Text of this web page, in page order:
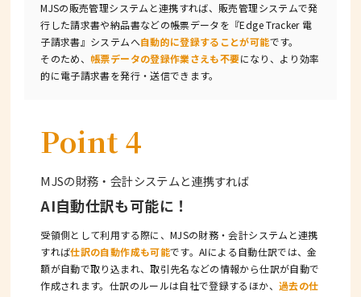
MJSの販売管理システムと連携すれば、販売管理システムで発
行した請求書や納品書などの帳票データを『Edge Tracker 電
子請求書』システムへ自動的に登録することが可能です。
そのため、 帳票データの登録作業さえも不要になり、より効率
的に電子請求書を発行・送信できます。
Point 4
MJSの財務・会計システムと連携すれば
AI自動仕訳も可能に！
受領側として利用する際に、MJSの財務・会計システムと連携
すれば仕訳の自動作成も可能です。AIによる自動仕訳では、金
額が自動で取り込まれ、取引先名などの情報から仕訳が自動で
作成されます。仕訳のルールは自社で登録するほか、 過去の仕